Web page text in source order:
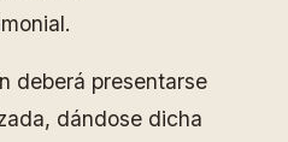
deberá presentarse
dándose dicha